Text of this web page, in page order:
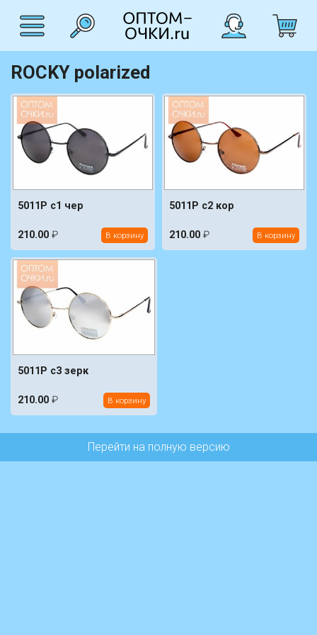
ROCKY polarized
5011P c1 чер
210.00 ₽ В корзину
5011P c2 кор
210.00 ₽ В корзину
5011P c3 зерк
210.00 ₽ В корзину
Перейти на полную версию